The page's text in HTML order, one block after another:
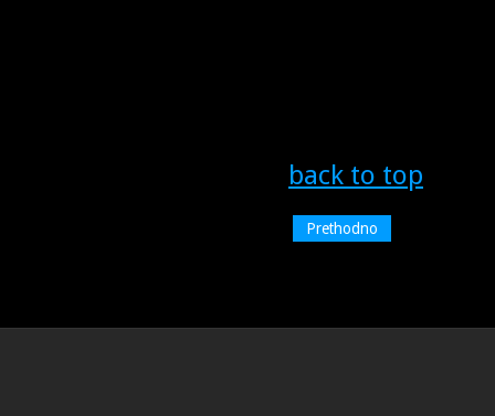
back to top
Prethodno